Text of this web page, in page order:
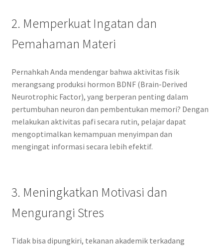
2. Memperkuat Ingatan dan
Pemahaman Materi
Pernahkah Anda mendengar bahwa aktivitas fisik
merangsang produksi hormon BDNF (Brain-Derived
Neurotrophic Factor), yang berperan penting dalam
pertumbuhan neuron dan pembentukan memori? Dengan
melakukan aktivitas pafi secara rutin, pelajar dapat
mengoptimalkan kemampuan menyimpan dan
mengingat informasi secara lebih efektif.
3. Meningkatkan Motivasi dan
Mengurangi Stres
Tidak bisa dipungkiri, tekanan akademik terkadang